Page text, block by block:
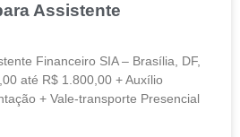
Assistente
Financeiro SIA – Brasília, DF,
até R$ 1.800,00 + Auxílio
+ Vale-transporte Presencial